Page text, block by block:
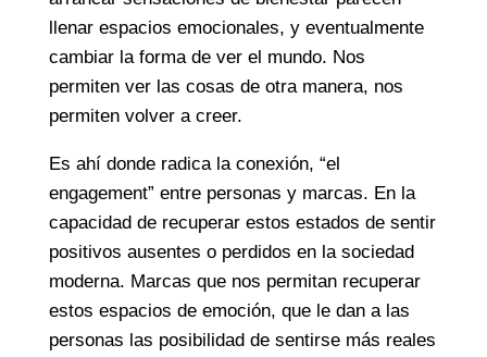
llenar espacios emocionales, y eventualmente
cambiar la forma de ver el mundo. Nos
permiten ver las cosas de otra manera, nos
permiten volver a creer.
Es ahí donde radica la conexión, “el
engagement” entre personas y marcas. En la
capacidad de recuperar estos estados de sentir
positivos ausentes o perdidos en la sociedad
moderna. Marcas que nos permitan recuperar
estos espacios de emoción, que le dan a las
personas las posibilidad de sentirse más reales